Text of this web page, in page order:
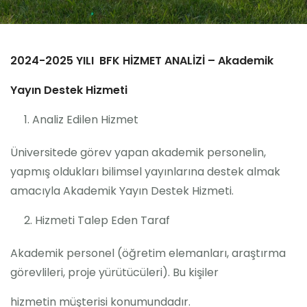
2024-2025 YILI BFK HİZMET ANALİZİ – Akademik
Yayın Destek Hizmeti
Analiz Edilen Hizmet
Üniversitede görev yapan akademik personelin,
yapmış oldukları bilimsel yayınlarına destek almak
amacıyla Akademik Yayın Destek Hizmeti.
Hizmeti Talep Eden Taraf
Akademik personel (öğretim elemanları, araştırma
görevlileri, proje yürütücüleri). Bu kişiler
hizmetin müşterisi konumundadır.